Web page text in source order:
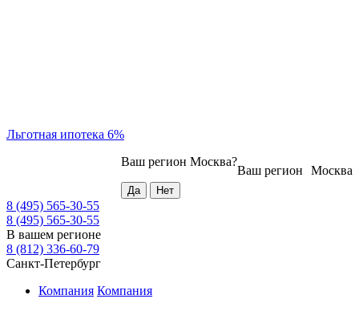
Льготная ипотека 6%
Москва
Ваш регион
Ваш регион Москва?
8 (495) 565-30-55
8 (495) 565-30-55
В вашем регионе
8 (812) 336-60-79
Санкт-Петербург
Компания Компания